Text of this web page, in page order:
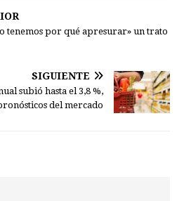
tenemos por qué apresurar» un trato
SIGUIENTE
subió hasta el 3,8 %,
del mercado